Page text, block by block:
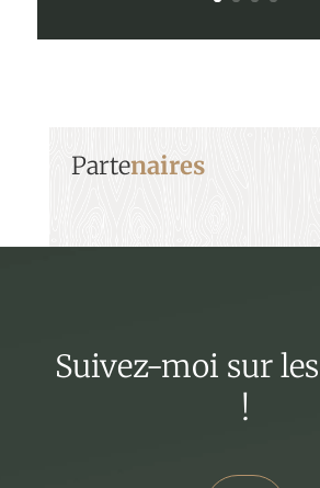
Partenaires
Suivez-moi sur
!